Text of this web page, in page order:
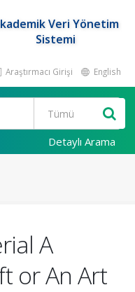
Veri Yönetim
Sistemi
Araştırmacı Girişi English
Detaylı Arama
A
or An Art